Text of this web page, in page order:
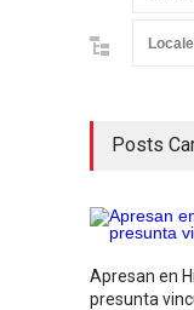
Posts
Apresan en
presunta